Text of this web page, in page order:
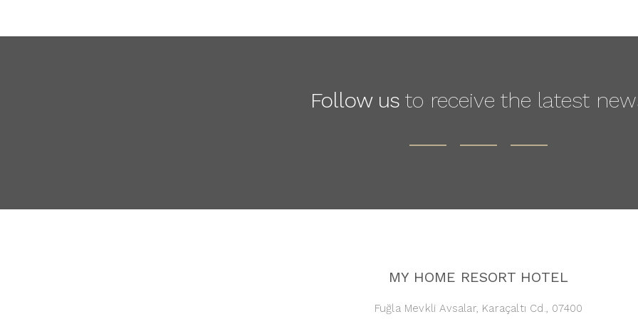
Follow usto receive the latest
MY HOME RESORT HOTEL
Fuğla Mevkli Avsalar, Karaçaltı Cd., 07400